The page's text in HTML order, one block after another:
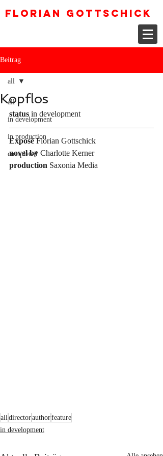
Florian Gottschick
Beitrag
all
in development
in production
completed
all
Kopflos
status in development
Exposé Florian Gottschick
novel by Charlotte Kerner
production Saxonia Media
alldirectorauthorfeature
in development